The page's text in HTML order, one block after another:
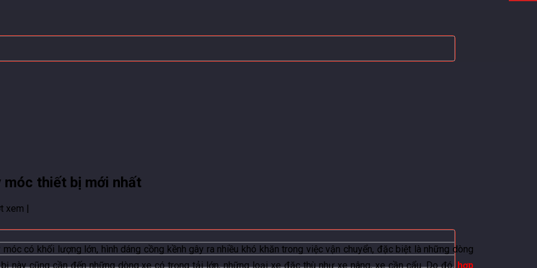
móc thiết bị mới nhất
xem |
có khối lượng lớn, hình dáng cồng kềnh gây ra nhiều khó khăn trong việc vận chuyển, đặc biệt là những dòng
này cũng cần đến những dòng xe có trọng tải lớn, những loại xe đặc thù như xe nâng, xe cần cẩu. Do đó, hợp